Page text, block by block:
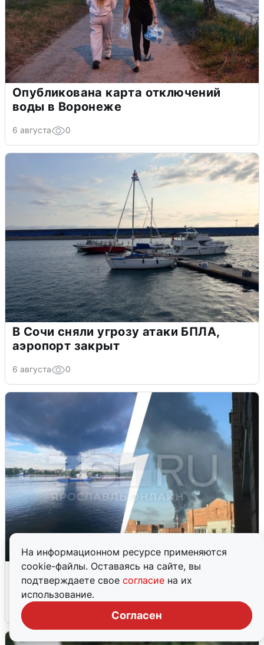
На информационном ресурсе применяются
cookie-файлы. Оставаясь на сайте, вы
подтверждаете свое согласие на их
использование.
Согласен
Опубликована карта отключений
воды в Воронеже
6 августа 0
В Сочи сняли угрозу атаки БПЛА,
аэропорт закрыт
6 августа 0
Ночная атака БПЛА на Ярославль:
попадания и последствия
6 августа